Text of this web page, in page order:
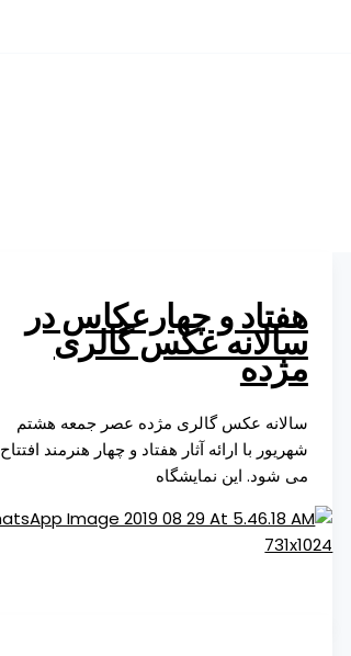
هفتاد و چهارعکاس در
سالانه عکس گالری
مژده
سالانه عکس گالری مژده عصر جمعه هشتم
شهریور با ارائه آثار هفتاد و چهار هنرمند افتتاح
می شود. این نمایشگاه